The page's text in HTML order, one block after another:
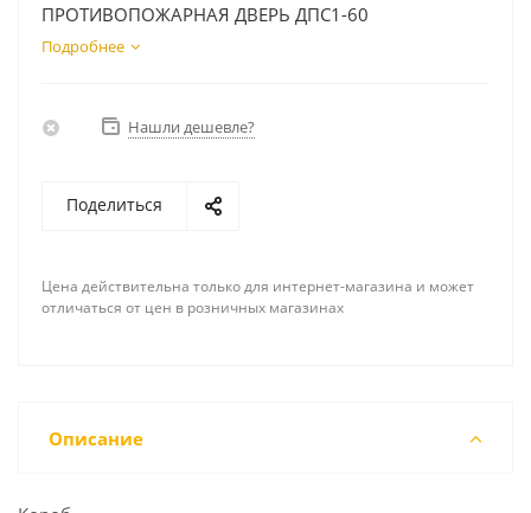
ПРОТИВОПОЖАРНАЯ ДВЕРЬ ДПС1-60
Подробнее
Нашли дешевле?
Поделиться
Цена действительна только для интернет-магазина и может
отличаться от цен в розничных магазинах
Описание